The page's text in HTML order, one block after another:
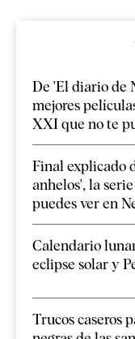
De 'El diario de
mejores
XXI que no te
Final explicado
anhelos', la
puedes ver en
Calendario
eclipse solar y
Trucos caseros